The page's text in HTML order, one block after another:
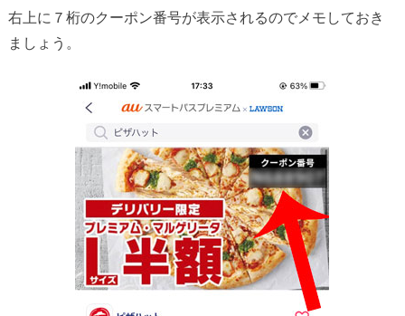
右上に７桁のクーポン番号が表示されるのでメモしておき
ましょう。